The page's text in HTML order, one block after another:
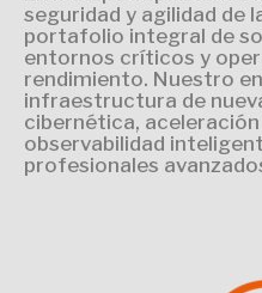
seguridad y agilidad de
portafolio integral de
entornos críticos y
rendimiento. Nuestro
infraestructura de
cibernética, aceleración
observabilidad
profesionales